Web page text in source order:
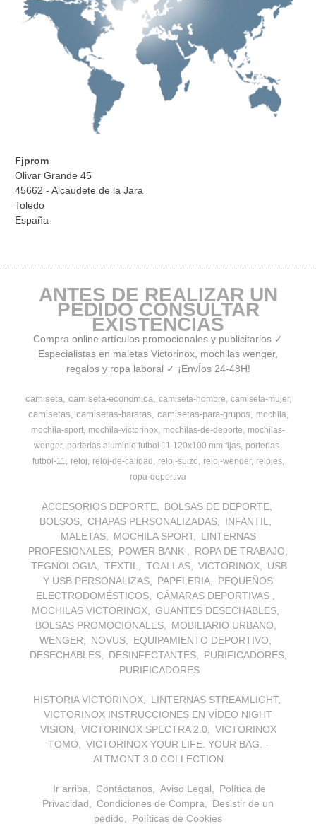
Fjprom
Olivar Grande 45
45662 - Alcaudete de la Jara
Toledo
España
ANTES DE REALIZAR UN
PEDIDO CONSULTAR
EXISTENCIAS
Compra online artículos promocionales y publicitarios ✓
Especialistas en maletas Victorinox, mochilas wenger,
regalos y ropa laboral ✓ ¡EnvÍos 24-48H!
camiseta camiseta-economica camiseta-hombre camiseta-mujer
camisetas camisetas-baratas camisetas-para-grupos
mochila
mochila-sport mochila-victorinox mochilas-de-deporte
mochilas-
wenger porterias aluminio futbol 11 120x100 mm fijas porterias-
futbol-11
reloj reloj-de-calidad reloj-suizo reloj-wenger
relojes
ropa-deportiva
ACCESORIOS DEPORTE
BOLSAS DE DEPORTE
BOLSOS
CHAPAS PERSONALIZADAS
INFANTIL
MALETAS
MOCHILA SPORT
LINTERNAS
PROFESIONALES
POWER BANK
ROPA DE TRABAJO
TEGNOLOGIA
TEXTIL TOALLAS VICTORINOX
USB
Y USB PERSONALIZAS
PAPELERIA
PEQUEÑOS
ELECTRODOMÉSTICOS
CÁMARAS DEPORTIVAS
MOCHILAS VICTORINOX
GUANTES DESECHABLES
BOLSAS PROMOCIONALES
MOBILIARIO URBANO
WENGER
NOVUS
EQUIPAMIENTO DEPORTIVO
DESECHABLES
DESINFECTANTES
PURIFICADORES
PURIFICADORES
HISTORIA VICTORINOX
LINTERNAS STREAMLIGHT
VICTORINOX INSTRUCCIONES EN VÍDEO NIGHT
VISION
VICTORINOX SPECTRA 2.0
VICTORINOX
TOMO
VICTORINOX YOUR LIFE. YOUR BAG. -
ALTMONT 3.0 COLLECTION
Ir arriba Contáctanos Aviso Legal
Política de
Privacidad
Condiciones de Compra
Desistir de un
pedido
Políticas de Cookies